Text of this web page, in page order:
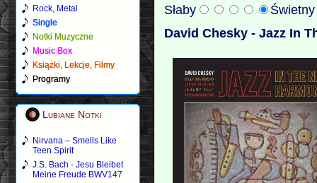
Rock, Metal
Single
Notki Muzyczne
Music Box
Książki, Lekcje, Filmy
Programy
Lubiane Notki
Nirvana – Smells Like
Teen Spirit
J.S. Bach - Jesu Bleibet
Meine Freude BWV147
Słaby
David Chesky - Jazz In